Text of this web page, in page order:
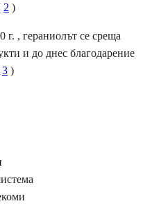
2 )
г. , гераниолът се среща
и до днес благодарение
3 )